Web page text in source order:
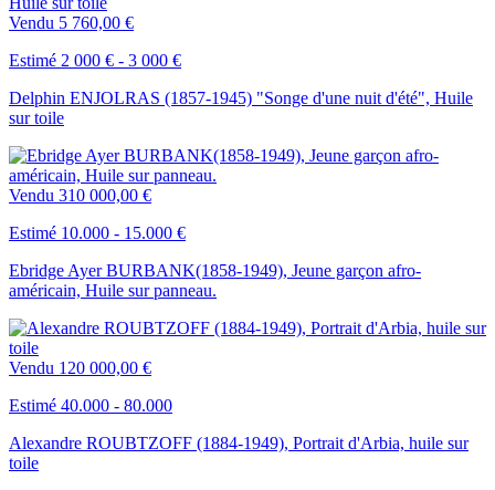
Vendu 5 760,00 €
Estimé 2 000 € - 3 000 €
Delphin ENJOLRAS (1857-1945) "Songe d'une nuit d'été", Huile
sur toile
Vendu 310 000,00 €
Estimé 10.000 - 15.000 €
Ebridge Ayer BURBANK(1858-1949), Jeune garçon afro-
américain, Huile sur panneau.
Vendu 120 000,00 €
Estimé 40.000 - 80.000
Alexandre ROUBTZOFF (1884-1949), Portrait d'Arbia, huile sur
toile